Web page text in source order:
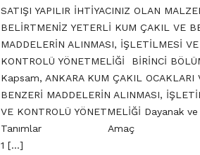
SATIŞI YAPILIR İHTİYACINIZ OLAN
BELİRTMENİZ YETERLİ KUM ÇAKIL VE
MADDELERİN ALINMASI, İŞLETİLMESİ VE
KONTROLÜ YÖNETMELİĞİ BİRİNCİ
Kapsam, ANKARA KUM ÇAKIL OCAKLARI
BENZERİ MADDELERİN ALINMASI,
VE KONTROLÜ YÖNETMELİĞİ Dayanak ve
Tanımlar Amaç
1 […]